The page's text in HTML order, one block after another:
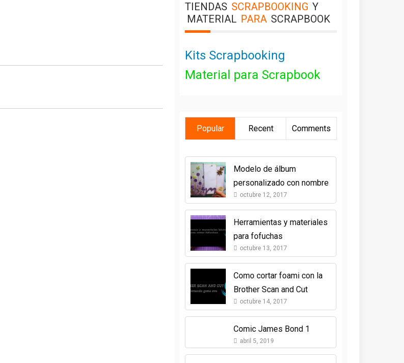
TIENDAS SCRAPBOOKING Y
MATERIAL PARA SCRAPBOOK
Kits Scrapbooking
Material para Scrapbook
Popular Recent Comments
Modelo de álbum
personalizado con nombre
octubre 12, 2017
Herramientas y materiales
para fofuchas
octubre 13, 2017
Como cortar foami con la
Brother Scan and Cut
octubre 14, 2017
Comic James Bond 1
abril 5, 2019